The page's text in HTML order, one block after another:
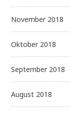
November 2018
Oktober 2018
September 2018
August 2018